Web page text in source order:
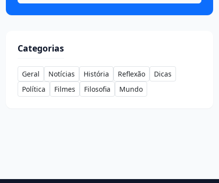
Categorias
Geral Notícias História Reflexão
Dicas
Política
Filmes Filosofia Mundo